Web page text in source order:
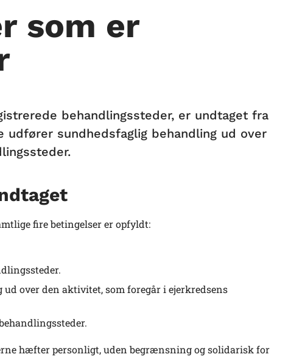
som er
behandlingssteder, er undtaget fra
sundhedsfaglig behandling ud over
fire betingelser er opfyldt:
over den aktivitet, som foregår i ejerkredsens
hæfter personligt, uden begrænsning og solidarisk for